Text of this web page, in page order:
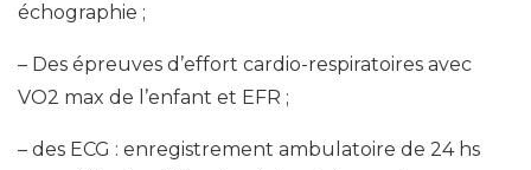
échographie ;
– Des épreuves d’effort cardio-respiratoires avec
VO2 max de l’enfant et EFR ;
– des ECG : enregistrement ambulatoire de 24 hs